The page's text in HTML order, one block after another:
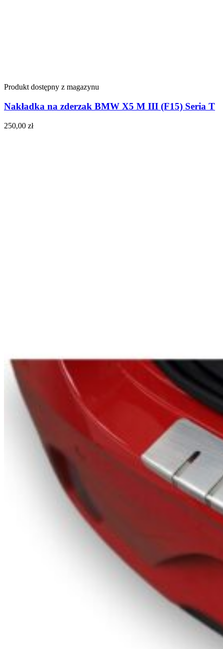
Produkt dostępny z magazynu
Nakładka na zderzak BMW X5 M III (F15) Seria T
250,00 zł